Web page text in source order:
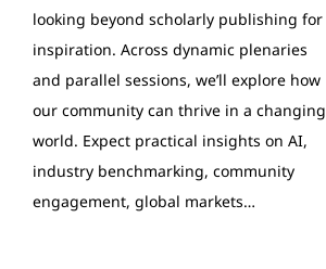
looking beyond scholarly publishing for
inspiration. Across dynamic plenaries
and parallel sessions, we’ll explore how
our community can thrive in a changing
world. Expect practical insights on AI,
industry benchmarking, community
engagement, global markets…